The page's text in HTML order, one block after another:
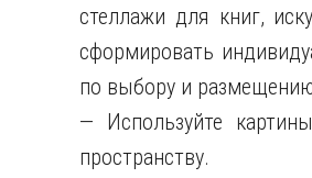
стеллажи для книг,
сформировать
по выбору и
— Используйте
пространству.